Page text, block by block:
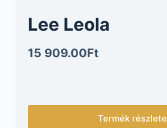
Lee Leola
15 909.00Ft
Termék részlete